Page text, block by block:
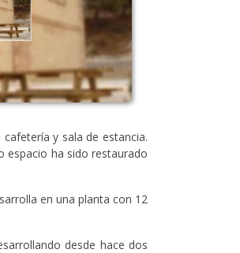
y sala de estancia.
espacio ha sido restaurado
en una planta con 12
desde hace dos